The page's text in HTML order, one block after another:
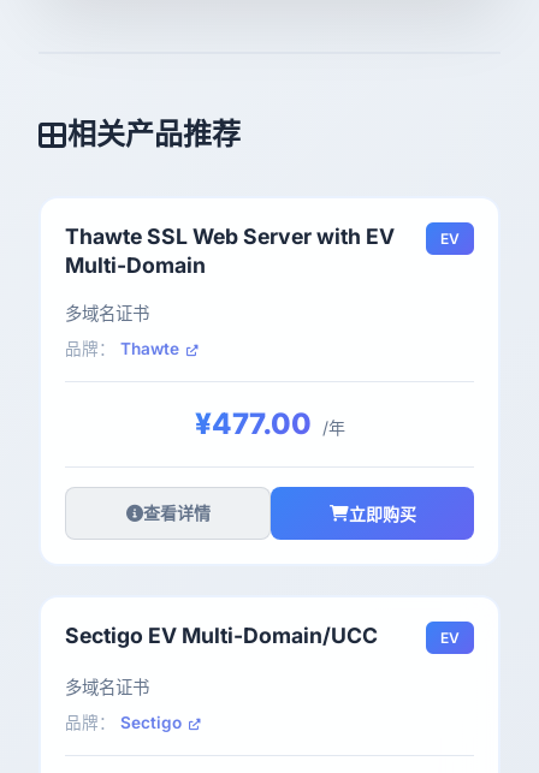
相关产品推荐
Thawte SSL Web Server with EV
Multi-Domain
EV
多域名证书
品牌： Thawte
¥477.00 /年
查看详情 立即购买
Sectigo EV Multi-Domain/UCC EV
多域名证书
品牌： Sectigo